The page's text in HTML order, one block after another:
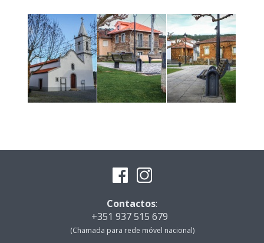
Contactos:
+351 937 515 679
(Chamada para rede móvel nacional)